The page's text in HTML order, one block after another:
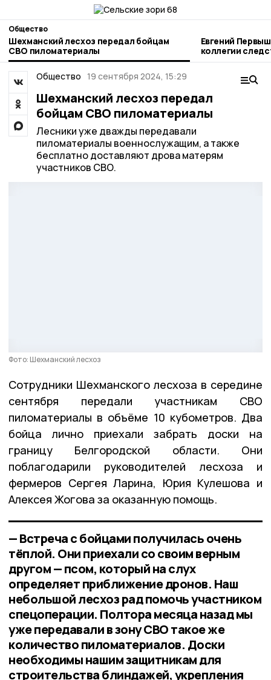
Общество
Шехманский лесхоз передал бойцам
СВО пиломатериалы
Евгений
коллегии
Тамбовской
Общество 19 сентября 2024, 15:29
Шехманский лесхоз передал
бойцам СВО пиломатериалы
Лесники уже дважды передавали
пиломатериалы военнослужащим, а также
бесплатно доставляют дрова матерям
участников СВО.
Фото: Шехманский лесхоз
Сотрудники Шехманского лесхоза в середине
сентября передали участникам СВО
пиломатериалы в объёме 10 кубометров. Два
бойца лично приехали забрать доски на
границу Белгородской области. Они
поблагодарили руководителей лесхоза и
фермеров Сергея Ларина, Юрия Кулешова и
Алексея Жогова за оказанную помощь.
— Встреча с бойцами получилась очень
тёплой. Они приехали со своим верным
другом — псом, который на слух
определяет приближение дронов. Наш
небольшой лесхоз рад помочь участником
спецоперации. Полтора месяца назад мы
уже передавали в зону СВО такое же
количество пиломатериалов. Доски
необходимы нашим защитникам для
строительства блиндажей, укрепления